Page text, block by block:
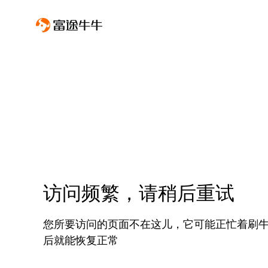
访问频繁，请稍后重试
您所要访问的页面不在这儿，它可能正忙着刷
后就能恢复正常